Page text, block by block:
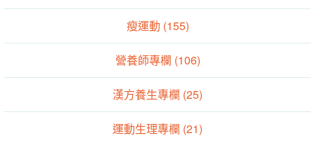
瘦運動 (155)
營養師專欄 (106)
漢方養生專欄 (25)
運動生理專欄 (21)